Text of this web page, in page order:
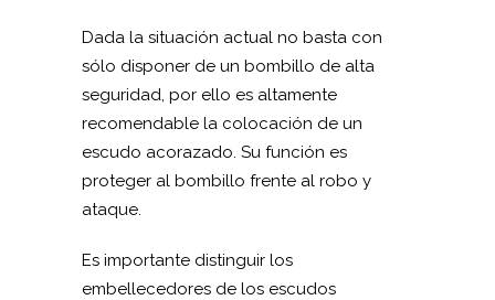
Dada la situación actual no basta con
sólo disponer de un bombillo de alta
seguridad, por ello es altamente
recomendable la colocación de un
escudo acorazado. Su función es
proteger al bombillo frente al robo y
ataque.
Es importante distinguir los
embellecedores de los escudos